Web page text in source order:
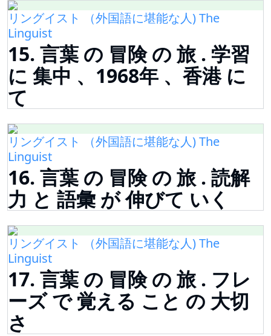
リングイスト （外国語に堪能な人) The
Linguist
15. 言葉 の 冒険 の 旅 . 学習
に 集中 、1968年 、香港 に
て
リングイスト （外国語に堪能な人) The
Linguist
16. 言葉 の 冒険 の 旅 . 読解
力 と 語彙 が 伸びて いく
リングイスト （外国語に堪能な人) The
Linguist
17. 言葉 の 冒険 の 旅 . フレ
ーズ で 覚える こと の 大切
さ